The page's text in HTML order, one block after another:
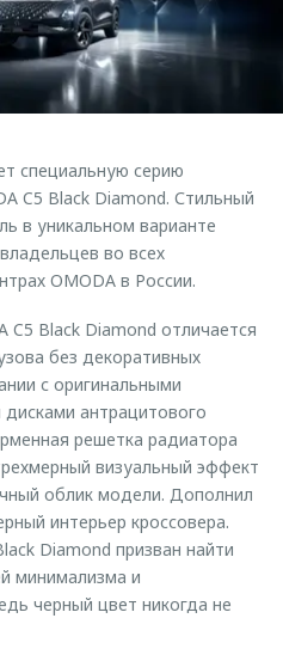
специальную серию
C5 Black Diamond. Стильный
в уникальном варианте
во всех
OMODA в России.
C5 Black Diamond отличается
без декоративных
с оригинальными
антрацитового
решетка радиатора
визуальный эффект
облик модели. Дополнил
интерьер кроссовера.
Diamond призван найти
минимализма и
черный цвет никогда не